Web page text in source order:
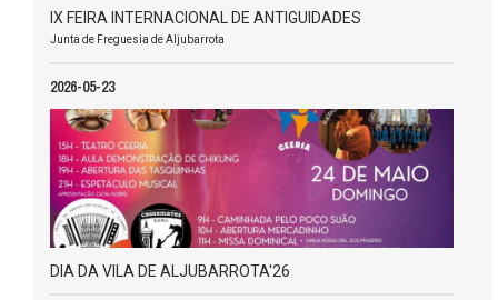
IX FEIRA INTERNACIONAL DE ANTIGUIDADES
Junta de Freguesia de Aljubarrota
2026-05-23
DIA DA VILA DE ALJUBARROTA'26